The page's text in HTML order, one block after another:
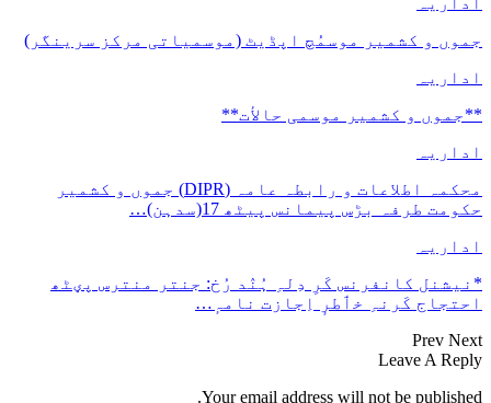
جموں و کشمیر موسمُچ اپڈیٹ (موسمیاتی مرکز سرینگر)
اداریہ
**جموں و كشمیر موسمی حالأت**
اداریہ
محکمہ اطلاعات و رابطہ عامہ (DIPR) جموں و کشمیر
حکومت طرفہ بڑس پیمانس پیٹھ 17(سدہن)…
اداریہ
*نیشنل کانفرنس کَرِ دِلہِ ہُنٛد رُخ: جنتر منترس پؠٹھ
احتجاج کَرنہِ خٲطرٕ اِجازت نامہٕ…
Prev Next
Leave A Reply
Your email address will not be published.